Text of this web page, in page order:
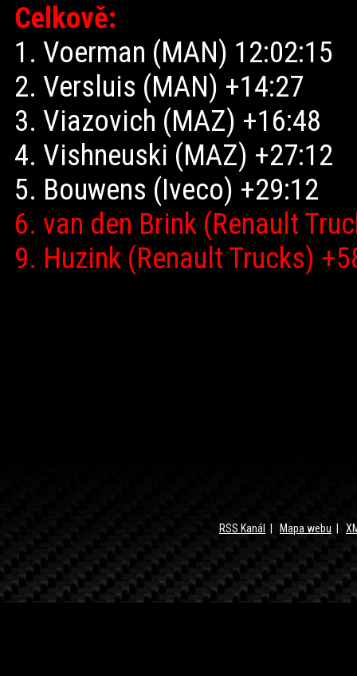
Celkově:
1. Voerman (MAN) 12:02:15
2. Versluis (MAN) +14:27
3. Viazovich (MAZ) +16:48
4. Vishneuski (MAZ) +27:12
5. Bouwens (Iveco) +29:12
6. van den Brink (Renault
9. Huzink (Renault Trucks)
RSS Kanál Mapa webu